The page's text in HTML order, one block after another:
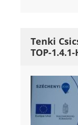
Tenki
TOP-